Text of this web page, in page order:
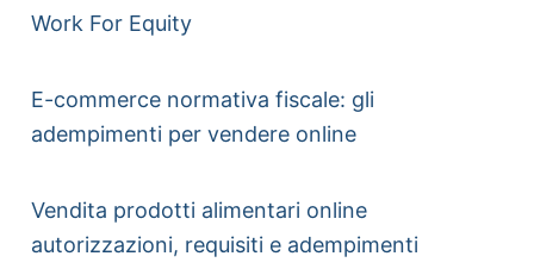
Work For Equity
E-commerce normativa fiscale: gli
adempimenti per vendere online
Vendita prodotti alimentari online
autorizzazioni, requisiti e adempimenti